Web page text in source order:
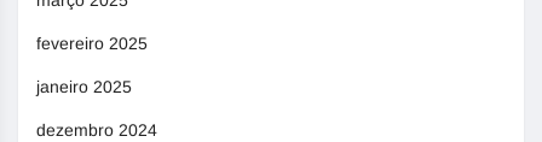
fevereiro 2025
janeiro 2025
dezembro 2024